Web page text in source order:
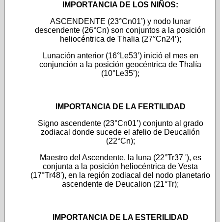
IMPORTANCIA DE LOS NIÑOS:
ASCENDENTE (23°Cn01’) y nodo lunar
descendente (26°Cn) son conjuntos a la posición
heliocéntrica de Thalia (27°Cn24’);
Lunación anterior (16°Le53’) inició el mes en
conjunción a la posición geocéntrica de Thalía
(10°Le35’);
IMPORTANCIA DE LA FERTILIDAD
Signo ascendente (23°Cn01’) conjunto al grado
zodiacal donde sucede el afelio de Deucalión
(22°Cn);
Maestro del Ascendente, la luna (22°Tr37 '), es
conjunta a la posición heliocéntrica de Vesta
(17°Tr48'), en la región zodiacal del nodo planetario
ascendente de Deucalion (21°Tr);
IMPORTANCIA DE LA ESTERILIDAD